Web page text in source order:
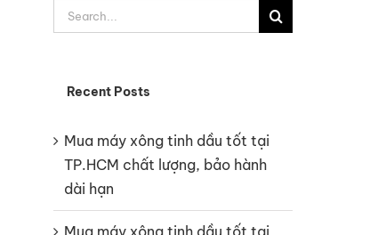
Search
for:
Recent Posts
Mua máy xông tinh dầu tốt tại
TP.HCM chất lượng, bảo hành
dài hạn
Mua máy xông tinh dầu tốt tại